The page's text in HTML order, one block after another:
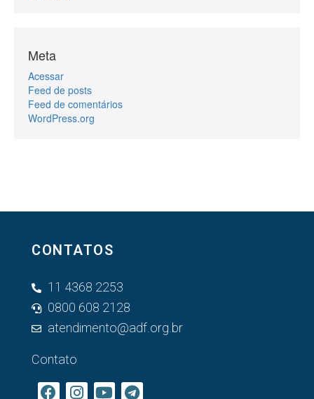
Meta
Acessar
Feed de posts
Feed de comentários
WordPress.org
CONTATOS
11 4368 2253
0800 608 2128
atendimento@adf.org.br
Contato